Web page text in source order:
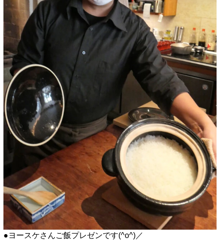
●ヨースケさんご飯プレゼンです(^o^)／